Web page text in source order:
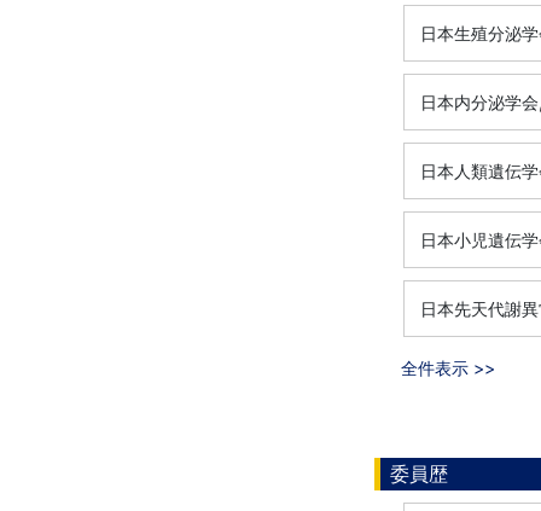
日本生殖分泌
日本内分泌学
日本人類遺伝
日本小児遺伝
日本先天代謝
全件表示 >>
委員歴